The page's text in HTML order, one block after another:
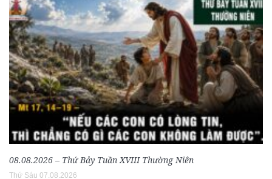
08.08.2026 – Thứ Bảy Tuần XVIII Thường Niên
Thứ Sáu 07.08.2026